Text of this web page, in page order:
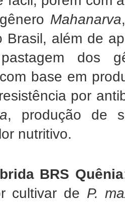
Mahanarva
Brasil, além de
dos
base em
por
, produção de
nutritivo.
BRS Quênia
cultivar de P.